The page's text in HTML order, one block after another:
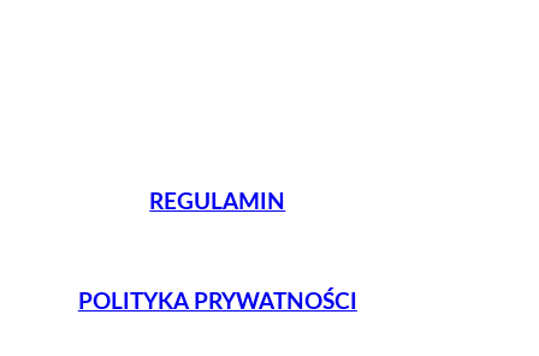
REGULAMIN
POLITYKA PRYWATNOŚCI